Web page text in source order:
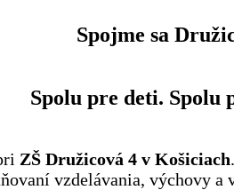
Spojme sa
Spolu pre deti. Spolu
ZŠ Družicová 4 v Košiciach
vzdelávania, výchovy a